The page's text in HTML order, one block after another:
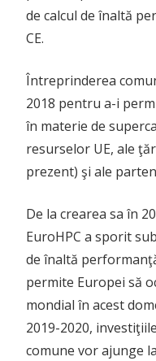
de calcul de înaltă
CE.
Întreprinderea
2018 pentru a-i
în materie de
resurselor UE, ale
prezent) şi ale
De la crearea sa în
EuroHPC a sporit
de înaltă
permite Europei să
mondial în acest
2019-2020,
comune vor ajunge